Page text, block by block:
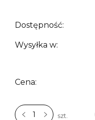
Dostępność:
Wysyłka w:
Cena:
szt.